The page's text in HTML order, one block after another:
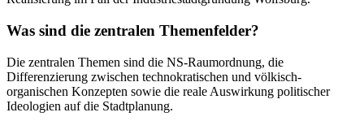
Was sind die zentralen Themenfelder?
Die zentralen Themen sind die NS-Raumordnung, die
Differenzierung zwischen technokratischen und völkisch-
organischen Konzepten sowie die reale Auswirkung politischer
Ideologien auf die Stadtplanung.